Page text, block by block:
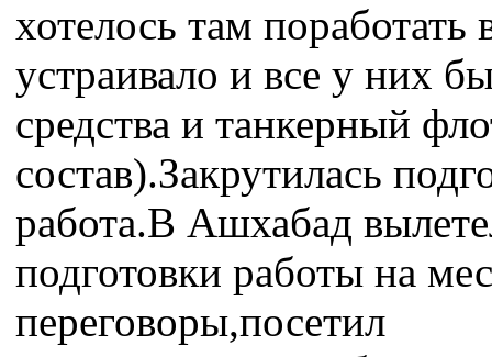
хотелось там поработать
устраивало и все у них
средства и танкерный
состав).Закрутилась
работа.В Ашхабад
подготовки работы на
переговоры,посетил